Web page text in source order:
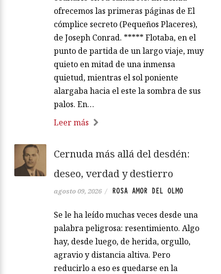
ofrecemos las primeras páginas de El
cómplice secreto (Pequeños Placeres),
de Joseph Conrad. ***** Flotaba, en el
punto de partida de un largo viaje, muy
quieto en mitad de una inmensa
quietud, mientras el sol poniente
alargaba hacia el este la sombra de sus
palos. En…
Leer más
Cernuda más allá del desdén:
deseo, verdad y destierro
agosto 09, 2026 / ROSA AMOR DEL OLMO
Se le ha leído muchas veces desde una
palabra peligrosa: resentimiento. Algo
hay, desde luego, de herida, orgullo,
agravio y distancia altiva. Pero
reducirlo a eso es quedarse en la